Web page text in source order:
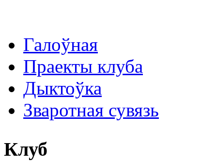
Галоўная
Праекты клуба
Дыктоўка
Зваротная сувязь
Клуб